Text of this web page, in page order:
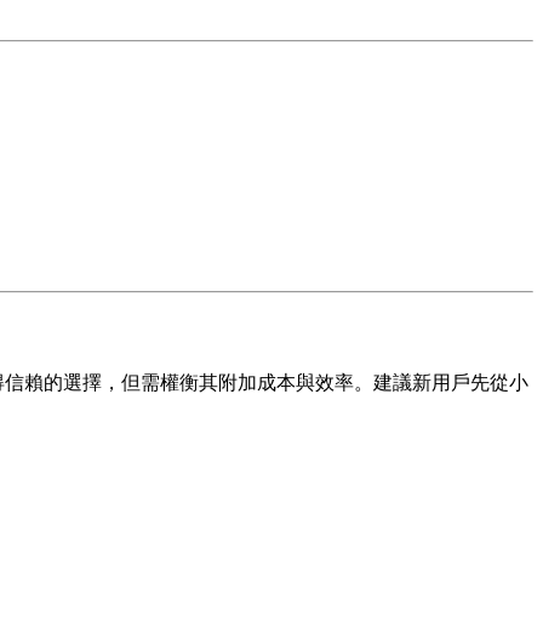
賴的選擇，但需權衡其附加成本與效率。建議新用戶先從小